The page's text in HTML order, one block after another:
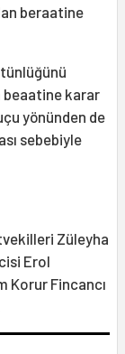
beraatine
beaatine karar
yönünden de
sebebiyle
Züleyha
Erol
Korur Fincancı